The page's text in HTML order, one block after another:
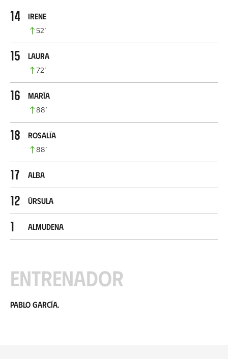
14 Irene
52’
15 Laura
72’
16 María
88’
18 Rosalía
88’
17 Alba
12 Úrsula
1 Almudena
Entrenador
Pablo García.